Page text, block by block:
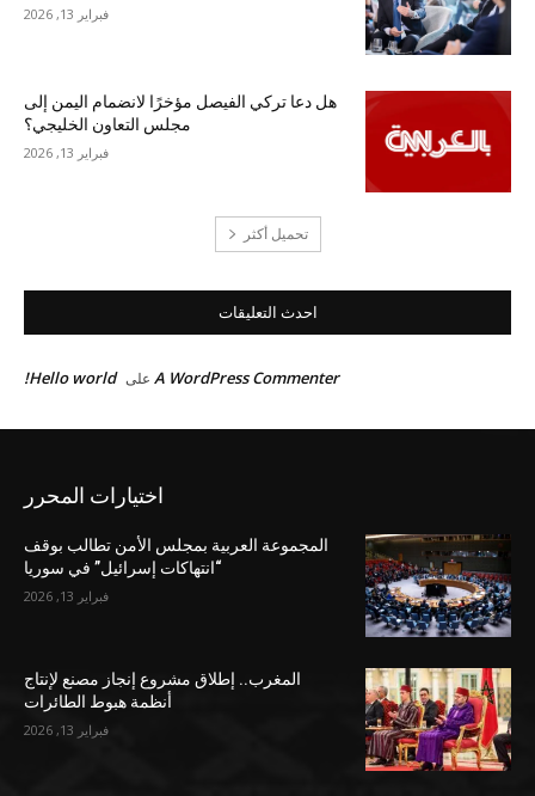
فبراير 13, 2026
هل دعا تركي الفيصل مؤخرًا لانضمام اليمن إلى
مجلس التعاون الخليجي؟
فبراير 13, 2026
تحميل أكثر
احدث التعليقات
A WordPress Commenter على Hello world!
اختيارات المحرر
المجموعة العربية بمجلس الأمن تطالب بوقف
“انتهاكات إسرائيل” في سوريا
فبراير 13, 2026
المغرب.. إطلاق مشروع إنجاز مصنع لإنتاج
أنظمة هبوط الطائرات
فبراير 13, 2026